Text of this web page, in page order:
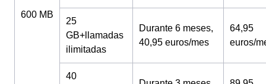
600 MB
25
GB+llamadas
ilimitadas
Durante 6 meses,
40,95 euros/mes
64,95
euros/
40